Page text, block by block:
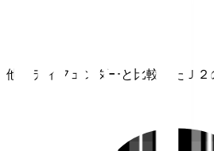
他のディフェンダーと比較したＪ２